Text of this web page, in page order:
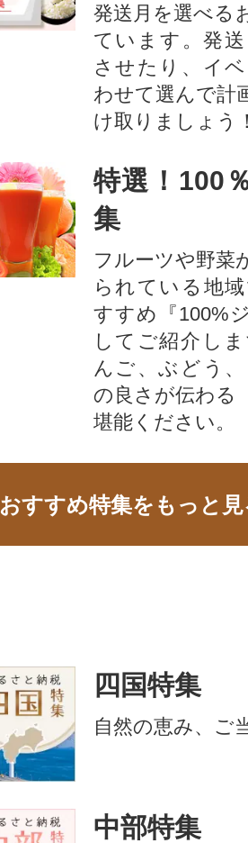
発送月を選べる
ています。発
させたり、イ
わせて選んで計
け取りましょう
特選！100
集
フルーツや野菜
られている地
すすめ『100%
してご紹介し
んご、ぶどう
の良さが伝わる
堪能ください。
おすすめ特集をもっと
四国特集
自然の恵み、ご
中部特集